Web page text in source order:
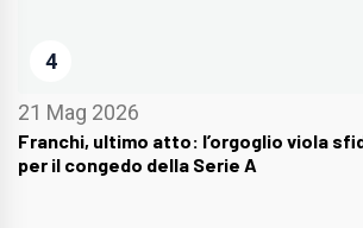
4
21 Mag 2026
Franchi, ultimo atto: l’orgoglio viola
per il congedo della Serie A